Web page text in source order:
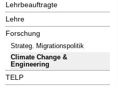
Lehrbeauftragte
Lehre
Forschung
Strateg. Migrationspolitik
Climate Change &
Engineering
TELP